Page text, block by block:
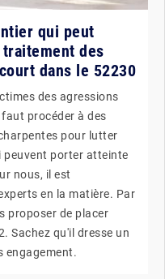
qui peut
des
dans le 52230
des agressions
procéder à des
pour lutter
peuvent porter atteinte
nous, il est
en la matière. Par
proposer de placer
Sachez qu'il dresse un
engagement.